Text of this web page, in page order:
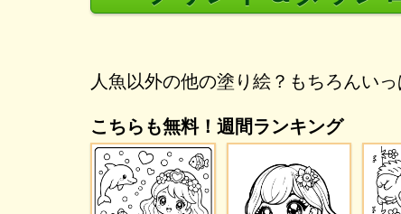
人魚以外の他の塗り絵？もちろんいっ
こちらも無料！週間ランキング